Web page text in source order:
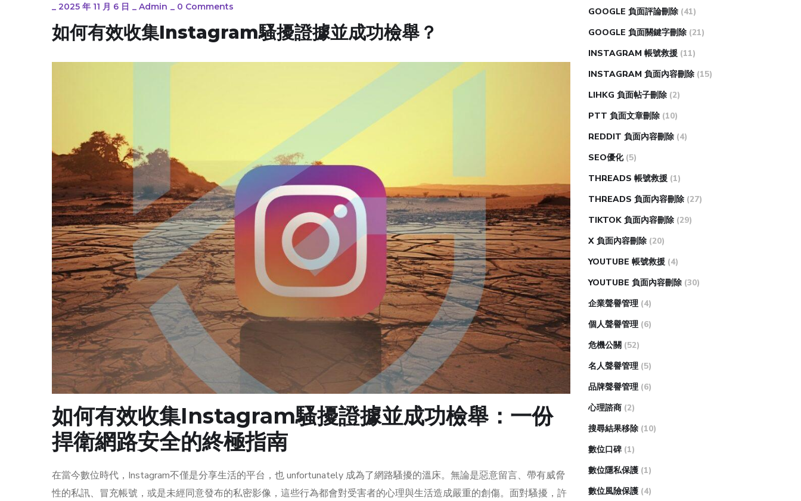
_ 2025 年 11 月 6 日 _ Admin _ 0 Comments
如何有效收集Instagram騷擾證據並成功檢舉？
如何有效收集Instagram騷擾證據並成功檢舉：一份
捍衛網路安全的終極指南
在當今數位時代，Instagram不僅是分享生活的平台，也 unfortunately 成為了網路騷擾的溫床。無論是惡意留言、帶有威脅
性的私訊、冒充帳號，或是未經同意發布的私密影像，這些行為都會對受害者的心理與生活造成嚴重的創傷。面對騷擾，許
GOOGLE 負面評論刪除 (41)
GOOGLE 負面關鍵字刪除 (21)
INSTAGRAM 帳號救援 (11)
INSTAGRAM 負面內容刪除 (15)
LIHKG 負面帖子刪除 (2)
PTT 負面文章刪除 (10)
REDDIT 負面內容刪除 (4)
SEO優化 (5)
THREADS 帳號救援 (1)
THREADS 負面內容刪除 (27)
TIKTOK 負面內容刪除 (29)
X 負面內容刪除 (20)
YOUTUBE 帳號救援 (4)
YOUTUBE 負面內容刪除 (30)
企業聲譽管理 (4)
個人聲譽管理 (6)
危機公關 (52)
名人聲譽管理 (5)
品牌聲譽管理 (6)
心理諮商 (2)
搜尋結果移除 (10)
數位口碑 (1)
數位隱私保護 (1)
數位風險保護 (4)